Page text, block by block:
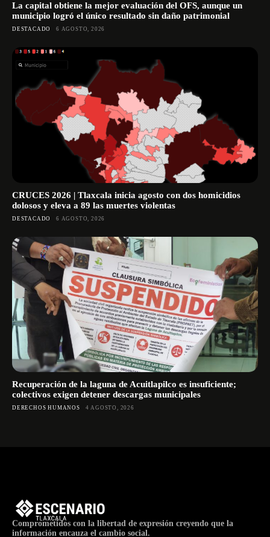
La capital obtiene la mejor evaluación del OFS, aunque un
municipio logró el único resultado sin daño patrimonial
DESTACADO 6 AGOSTO, 2026
CRUCES 2026 | Tlaxcala inicia agosto con dos homicidios
dolosos y eleva a 89 las muertes violentas
DESTACADO 6 AGOSTO, 2026
Recuperación de la laguna de Acuitlapilco es insuficiente;
colectivos exigen detener descargas municipales
DERECHOS HUMANOS 4 AGOSTO, 2026
Comprometidos con la libertad de expresión creyendo que la
información encauza el cambio social.